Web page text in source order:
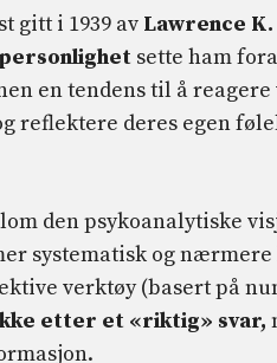
gitt i 1939 av Lawrence
sette ham
en tendens til å
reflektere deres egen
den psykoanalytiske
systematisk og
verktøy (basert på
etter et «riktig» svar,